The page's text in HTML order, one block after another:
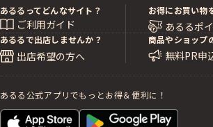
あるるってどんなサイト？
ご利用ガイド
お得にお買い物
あるるポ
あるるで出店しませんか？
出店希望の方へ
商品やショップ
無料PR申
あるる公式アプリでもっとお得＆便利に！